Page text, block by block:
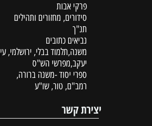
פרקי אבות
סידורים, מחזורים ותהילים
תנ"ך
נביאים כתובים
משנה,תלמוד בבלי, ירושלמי, עין
יעקב,מפרשי הש"ס
ספרי יסוד -משנה ברורה,
רמב"ם, טור, שו"ע
יצירת קשר